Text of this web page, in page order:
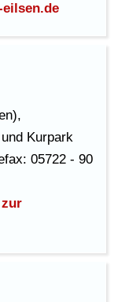
Kurpark
05722 - 90